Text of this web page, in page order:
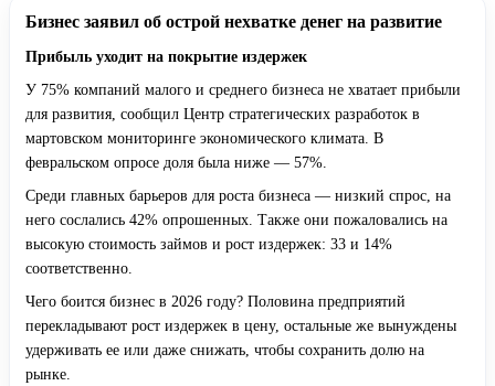
Бизнес заявил об острой нехватке денег на развитие
Прибыль уходит на покрытие издержек
У 75% компаний малого и среднего бизнеса не хватает прибыли
для развития, сообщил Центр стратегических разработок в
мартовском мониторинге экономического климата. В
февральском опросе доля была ниже — 57%.
Среди главных барьеров для роста бизнеса — низкий спрос, на
него сослались 42% опрошенных. Также они пожаловались на
высокую стоимость займов и рост издержек: 33 и 14%
соответственно.
Чего боится бизнес в 2026 году? Половина предприятий
перекладывают рост издержек в цену, остальные же вынуждены
удерживать ее или даже снижать, чтобы сохранить долю на
рынке.